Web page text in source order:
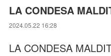
LA CONDESA
2024.05.22 16:28
LA CONDESA